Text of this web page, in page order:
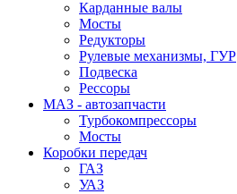
Карданные валы
Мосты
Редукторы
Рулевые механизмы, ГУР
Подвеска
Рессоры
МАЗ - автозапчасти
Турбокомпрессоры
Мосты
Коробки передач
ГАЗ
УАЗ